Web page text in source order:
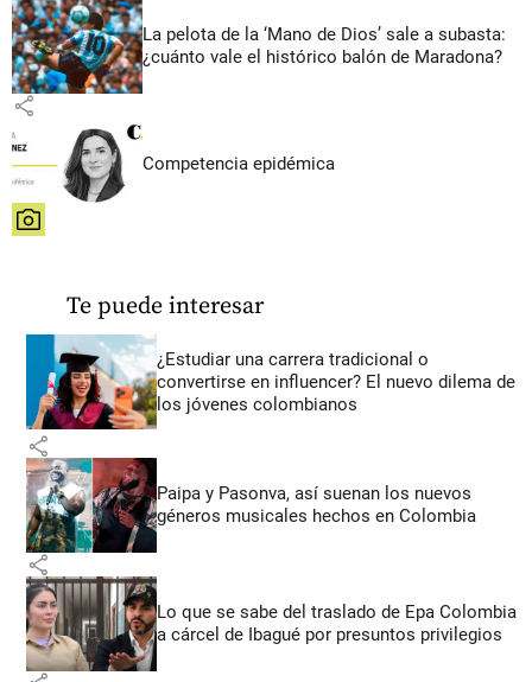
La pelota de la ‘Mano de Dios’ sale a subasta:
¿cuánto vale el histórico balón de Maradona?
share
Competencia epidémica
share
Te puede interesar
¿Estudiar una carrera tradicional o
convertirse en influencer? El nuevo dilema de
los jóvenes colombianos
share
Paipa y Pasonva, así suenan los nuevos
géneros musicales hechos en Colombia
share
Lo que se sabe del traslado de Epa Colombia
a cárcel de Ibagué por presuntos privilegios